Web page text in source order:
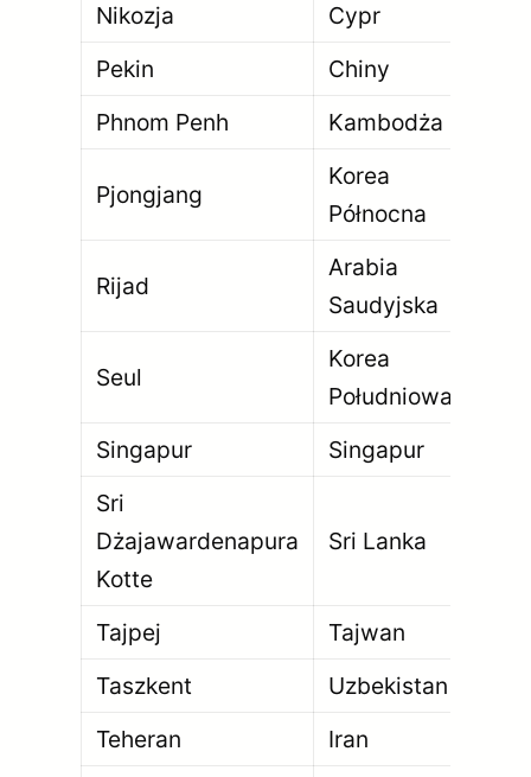
Nikozja
Cypr
Pekin
Chiny
Phnom Penh
Kambodża
Pjongjang
Korea
Północna
Rijad
Arabia
Saudyjska
Seul
Korea
Południowa
Singapur Singapur
Sri
Dżajawardenapura
Kotte
Sri Lanka
Tajpej Tajwan
Taszkent
Uzbekistan
Teheran
Iran